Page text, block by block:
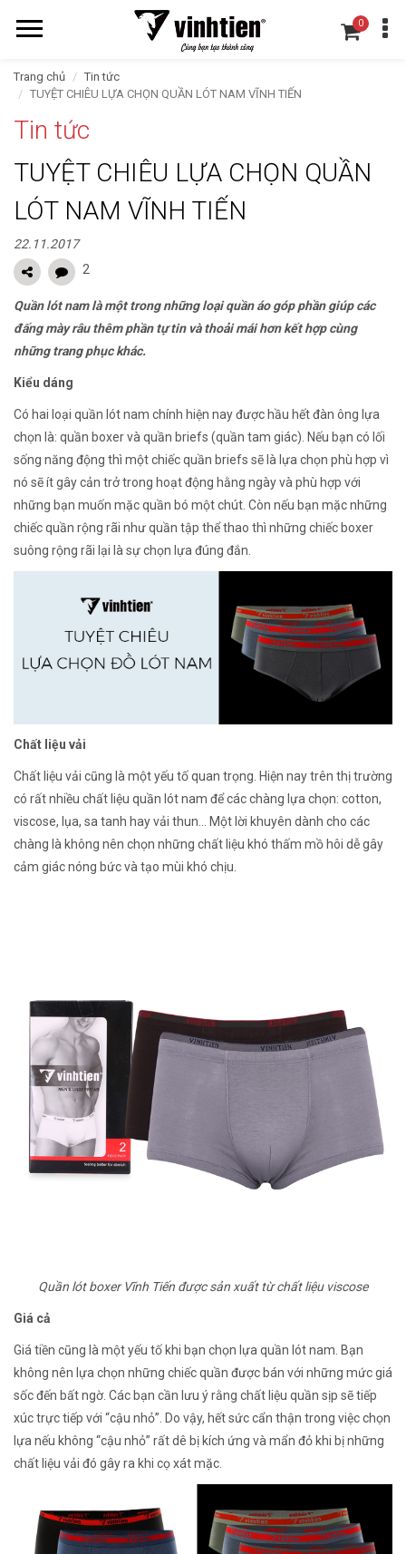
0
Trang chủ
Tin tức
TUYỆT CHIÊU LỰA CHỌN QUẦN LÓT NAM VĨNH TIẾN
Tin tức
TUYỆT CHIÊU LỰA CHỌN QUẦN
LÓT NAM VĨNH TIẾN
22.11.2017
2
Quần lót nam là một trong những loại quần áo góp phần giúp các
đấng mày râu thêm phần tự tin và thoải mái hơn kết hợp cùng
những trang phục khác.
Kiểu dáng
Có hai loại quần lót nam chính hiện nay được hầu hết đàn ông lựa
chọn là: quần boxer và quần briefs (quần tam giác). Nếu bạn có lối
sống năng động thì một chiếc quần briefs sẽ là lựa chọn phù hợp vì
nó sẽ ít gây cản trở trong hoạt động hằng ngày và phù hợp với
những bạn muốn mặc quần bó một chút. Còn nếu bạn mặc những
chiếc quần rộng rãi như quần tập thể thao thì những chiếc boxer
suông rộng rãi lại là sự chọn lựa đúng đắn.
Chất liệu vải
Chất liệu vải cũng là một yếu tố quan trọng. Hiện nay trên thị trường
có rất nhiều chất liệu quần lót nam để các chàng lựa chọn: cotton,
viscose, lụa, sa tanh hay vải thun… Một lời khuyên dành cho các
chàng là không nên chọn những chất liệu khó thấm mồ hôi dễ gây
cảm giác nóng bức và tạo mùi khó chịu.
Quần lót boxer Vĩnh Tiến được sản xuất từ chất liệu viscose
Giá cả
Giá tiền cũng là một yếu tố khi bạn chọn lựa quần lót nam. Bạn
không nên lựa chọn những chiếc quần được bán với những mức giá
sốc đến bất ngờ. Các bạn cần lưu ý rằng chất liệu quần sịp sẽ tiếp
xúc trực tiếp với “cậu nhỏ”. Do vậy, hết sức cẩn thận trong việc chọn
lựa nếu không “cậu nhỏ” rất dê bị kích ứng và mẩn đỏ khi bị những
chất liệu vải đó gây ra khi cọ xát mặc.